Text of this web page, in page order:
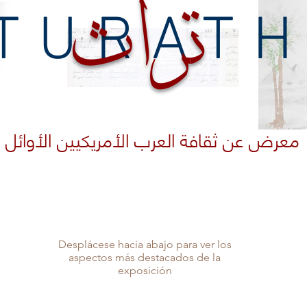
معرض عن ثقافة العرب الأمريكيين الأوائل
Desplácese hacia abajo para ver los
aspectos más destacados de la
exposición